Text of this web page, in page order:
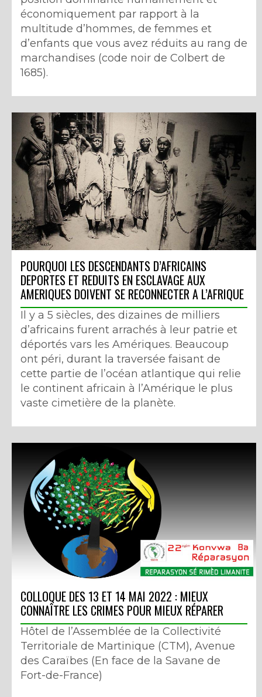
économiquement par rapport à la
multitude d’hommes, de femmes et
d’enfants que vous avez réduits au rang de
marchandises (code noir de Colbert de
1685).
POURQUOI LES DESCENDANTS D’AFRICAINS
DEPORTES ET REDUITS EN ESCLAVAGE AUX
AMERIQUES DOIVENT SE RECONNECTER A L’AFRIQUE
Il y a 5 siècles, des dizaines de milliers
d’africains furent arrachés à leur patrie et
déportés vars les Amériques. Beaucoup
ont péri, durant la traversée faisant de
cette partie de l’océan atlantique qui relie
le continent africain à l’Amérique le plus
vaste cimetière de la planète.
COLLOQUE DES 13 ET 14 MAI 2022 : MIEUX
CONNAÎTRE LES CRIMES POUR MIEUX RÉPARER
Hôtel de l’Assemblée de la Collectivité
Territoriale de Martinique (CTM), Avenue
des Caraïbes (En face de la Savane de
Fort-de-France)